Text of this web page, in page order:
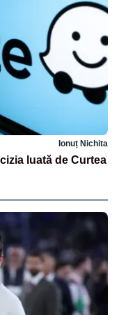
Ionuț Nichita
luată de Curtea